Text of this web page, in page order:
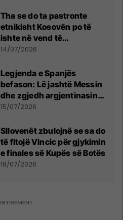
Tha se do ta pastronte
etnikisht Kosovën po të
ishte në vend të
Millosheviqit, Lëvizja e
kërkon shkarkimin e
menjëhershëm të
Snezhana Paunoviq
14/07/2026
Legjenda e Spanjës
befason: Lë jashtë Messin
dhe zgjedh argjentinasin
më të mirë në botë
15/07/2026
Sllovenët zbulojnë se sa do
të fitojë Vincic për gjykimin
e finales së Kupës së Botës
18/07/2026